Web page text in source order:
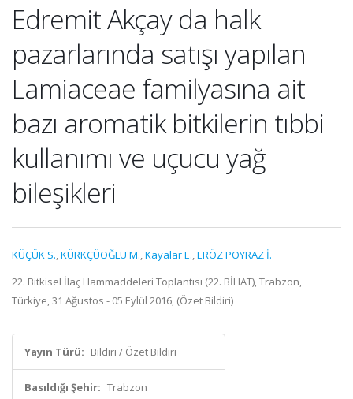
Edremit Akçay da halk
pazarlarında satışı yapılan
Lamiaceae familyasına ait
bazı aromatik bitkilerin tıbbi
kullanımı ve uçucu yağ
bileşikleri
KÜÇÜK S.,KÜRKÇÜOĞLU M.,Kayalar E.,ERÖZ POYRAZ İ.
22. Bitkisel İlaç Hammaddeleri Toplantısı (22. BİHAT), Trabzon,
Türkiye, 31 Ağustos - 05 Eylül 2016, (Özet Bildiri)
Yayın Türü: Bildiri / Özet Bildiri
Basıldığı Şehir: Trabzon